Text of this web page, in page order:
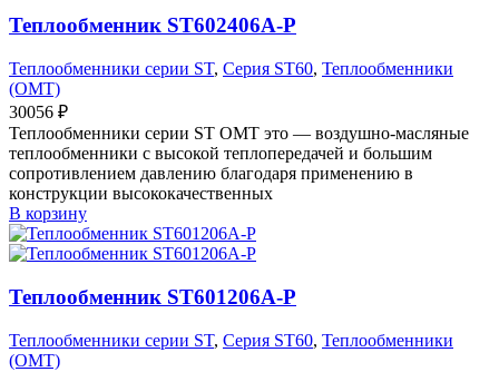
Теплообменник ST602406A-P
Теплообменники серии ST, Серия ST60, Теплообменники
(OMT)
30056 ₽
Теплообменники серии ST OMT это — воздушно-масляные
теплообменники с высокой теплопередачей и большим
сопротивлением давлению благодаря применению в
конструкции высококачественных
В корзину
Теплообменник ST601206A-P
Теплообменники серии ST, Серия ST60, Теплообменники
(OMT)